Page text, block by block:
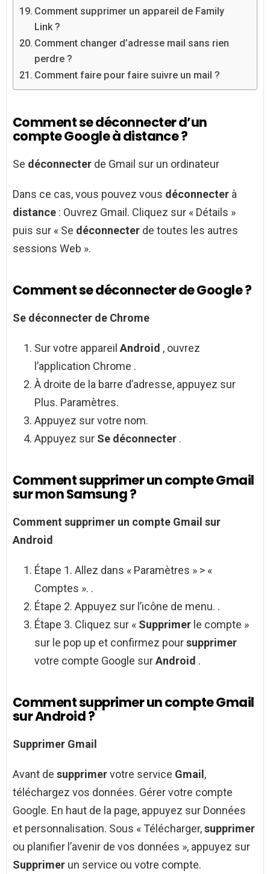
Comment supprimer un appareil de Family
Link ?
Comment changer d’adresse mail sans rien
perdre ?
Comment faire pour faire suivre un mail ?
Comment se déconnecter d’un
compte Google à distance ?
Se déconnecter de Gmail sur un ordinateur
Dans ce cas, vous pouvez vous déconnecter à
distance : Ouvrez Gmail. Cliquez sur « Détails »
puis sur « Se déconnecter de toutes les autres
sessions Web ».
Comment se déconnecter de Google ?
Se déconnecter de Chrome
Sur votre appareil Android , ouvrez
l’application Chrome .
À droite de la barre d’adresse, appuyez sur
Plus. Paramètres.
Appuyez sur votre nom.
Appuyez sur Se déconnecter .
Comment supprimer un compte Gmail
sur mon Samsung ?
Comment supprimer un compte Gmail sur
Android
Étape 1. Allez dans « Paramètres » > «
Comptes ». .
Étape 2. Appuyez sur l’icône de menu. .
Étape 3. Cliquez sur « Supprimer le compte »
sur le pop up et confirmez poursupprimer
votre compte Google surAndroid .
Comment supprimer un compte Gmail
sur Android ?
Supprimer Gmail
Avant de supprimervotre service Gmail ,
téléchargez vos données. Gérer votre compte
Google. En haut de la page, appuyez sur Données
et personnalisation. Sous « Télécharger,supprimer
ou planifier l’avenir de vos données », appuyez sur
Supprimer un service ou votre compte.